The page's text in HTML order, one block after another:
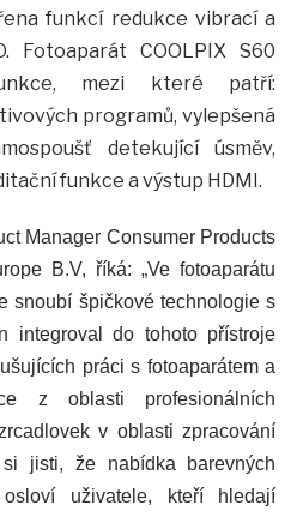
funkcí redukce vibrací a
Fotoaparát COOLPIX S60
mezi které patří:
programů, vylepšená
detekující úsměv,
funkce a výstup HDMI.
Manager Consumer Products
B.V, říká: „Ve fotoaparátu
snoubí špičkové technologie s
integroval do tohoto přístroje
práci s fotoaparátem a
z oblasti profesionálních
v oblasti zpracování
jisti, že nabídka barevných
osloví uživatele, kteří hledají